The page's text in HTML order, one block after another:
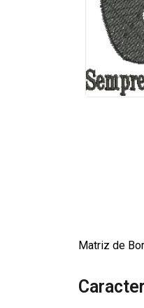
Matriz de